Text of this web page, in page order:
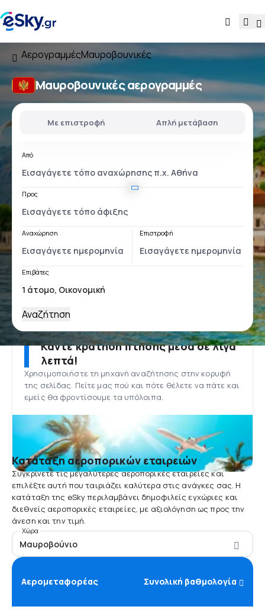
ΑερογραμμέςΜαυροβουνικές
Μαυροβουνικές αερογραμμές
Με επιστροφή Απλή μετάβαση
Από
Προς
Αναχώρηση Επιστροφή
Επιβάτες
Αναζήτηση
Κάντε κράτηση πτήσης μέσα σε λίγα
λεπτά!
Χρησιμοποιήστε τη μηχανή αναζήτησης στην κορυφή
της σελίδας. Πείτε μας πού και πότε θέλετε να πάτε και
εμείς θα φροντίσουμε τα υπόλοιπα.
Κατάταξη αεροπορικών εταιρειών
Συγκρίνετε τις μεγαλύτερες αεροπορικές εταιρείες και
επιλέξτε αυτή που ταιριάζει καλύτερα στις ανάγκες σας. Η
κατάταξη της eSky περιλαμβάνει δημοφιλείς εγχώριες και
διεθνείς αεροπορικές εταιρείες, με αξιολόγηση ως προς την
άνεση και την τιμή.
Χώρα
Μαυροβούνιο
Αερομεταφορέας Συνολική βαθμολογία